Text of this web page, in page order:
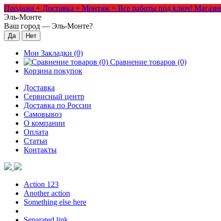
Продажа + Доставка + Монтаж = Все работы под ключ!
Эль-Монте
Ваш город — Эль-Монте?
Мои Закладки (0)
Сравнение товаров (0)
Корзина покупок
Доставка
Сервисный центр
Доставка по России
Самовывоз
О компании
Оплата
Статьи
Контакты
Action 123
Another action
Something else here